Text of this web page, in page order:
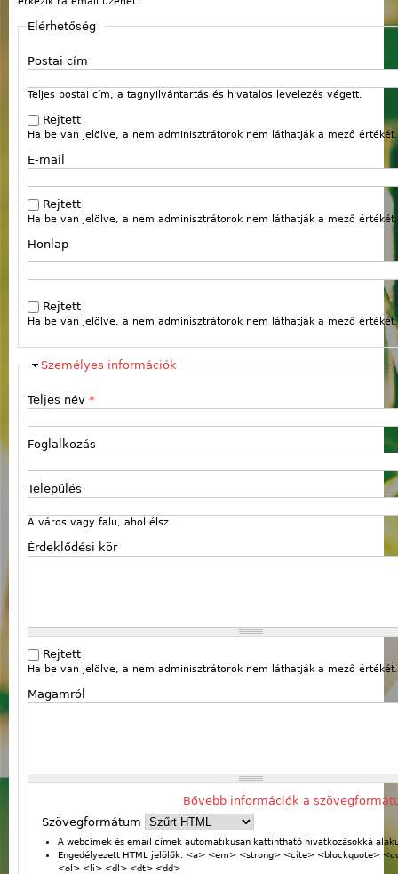
Elérhetőség
Postai cím
Teljes postai cím, a tagnyilvántartás és hivatalos levelezés végett.
Rejtett
Ha be van jelölve, a nem adminisztrátorok nem láthatják a mező értékét.
E-mail
Rejtett
Ha be van jelölve, a nem adminisztrátorok nem láthatják a mező értékét.
Honlap
Rejtett
Ha be van jelölve, a nem adminisztrátorok nem láthatják a mező értékét.
Elrejt
Személyes információk
Teljes név *
Foglalkozás
Település
A város vagy falu, ahol élsz.
Érdeklődési kör
Rejtett
Ha be van jelölve, a nem adminisztrátorok nem láthatják a mező értékét.
Magamról
Bővebb információk a
Szövegformátum
A webcímek és email címek automatikusan kattintható hivatkozásokká
Engedélyezett HTML jelölők: <a> <em> <strong> <cite> <blockquote>
<ol> <li> <dl> <dt> <dd>